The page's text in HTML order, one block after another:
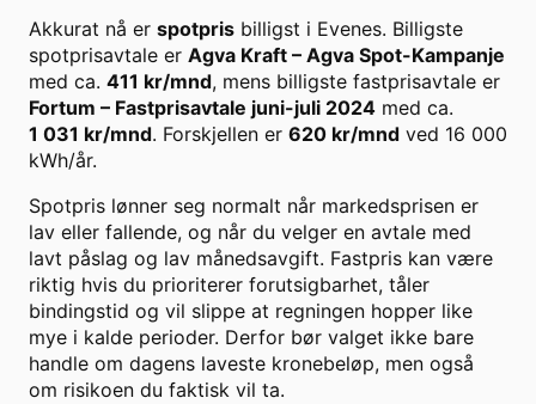
Akkurat nå er spotpris billigst i Evenes. Billigste
spotprisavtale er Agva Kraft – Agva Spot-Kampanje
med ca. 411 kr/mnd, mens billigste fastprisavtale er
Fortum – Fastprisavtale juni-juli 2024 med ca.
1 031 kr/mnd. Forskjellen er 620 kr/mnd ved 16 000
kWh/år.
Spotpris lønner seg normalt når markedsprisen er
lav eller fallende, og når du velger en avtale med
lavt påslag og lav månedsavgift. Fastpris kan være
riktig hvis du prioriterer forutsigbarhet, tåler
bindingstid og vil slippe at regningen hopper like
mye i kalde perioder. Derfor bør valget ikke bare
handle om dagens laveste kronebeløp, men også
om risikoen du faktisk vil ta.